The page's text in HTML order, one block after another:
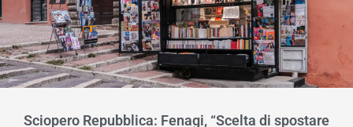
Sciopero Repubblica: Fenagi, “Scelta di spostare